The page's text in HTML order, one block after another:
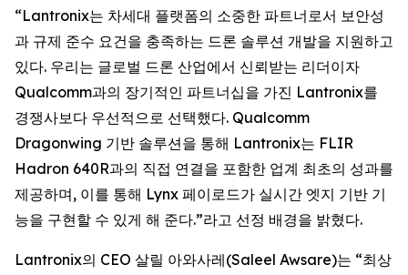
“Lantronix는 차세대 플랫폼의 소중한 파트너로서 보안성
과 규제 준수 요건을 충족하는 드론 솔루션 개발을 지원하고
있다. 우리는 글로벌 드론 산업에서 신뢰받는 리더이자
Qualcomm과의 장기적인 파트너십을 가진 Lantronix를
경쟁사보다 우선적으로 선택했다. Qualcomm
Dragonwing 기반 솔루션을 통해 Lantronix는 FLIR
Hadron 640R과의 직접 연결을 포함한 업계 최초의 성과를
제공하며, 이를 통해 Lynx 페이로드가 실시간 엣지 기반 기
능을 구현할 수 있게 해 준다.”라고 선정 배경을 밝혔다.
Lantronix의 CEO 살릴 아와사레(Saleel Awsare)는 “최상